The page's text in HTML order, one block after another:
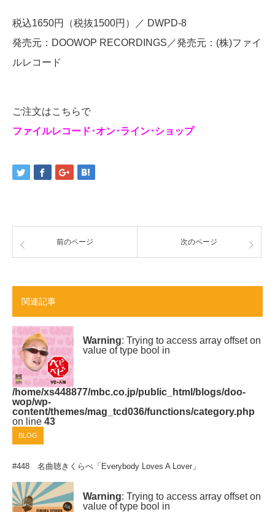
税込1650円（税抜1500円）／ DWPD-8
発売元：DOOWOP RECORDINGS／発売元：(株)ファイ
ルレコード
ご注文はこちらで
ファイルレコード･オン･ライン･ショップ
前のページ 次のページ
関連記事
Warning: Trying to access array offset on
value of type bool in
/home/xs448877/mbc.co.jp/public_html/blogs/doo-
wop/wp-
content/themes/mag_tcd036/functions/category.php
on line 43
BLOG
#448 名曲聴きくらべ「Everybody Loves A Lover」
Warning: Trying to access array offset on
value of type bool in